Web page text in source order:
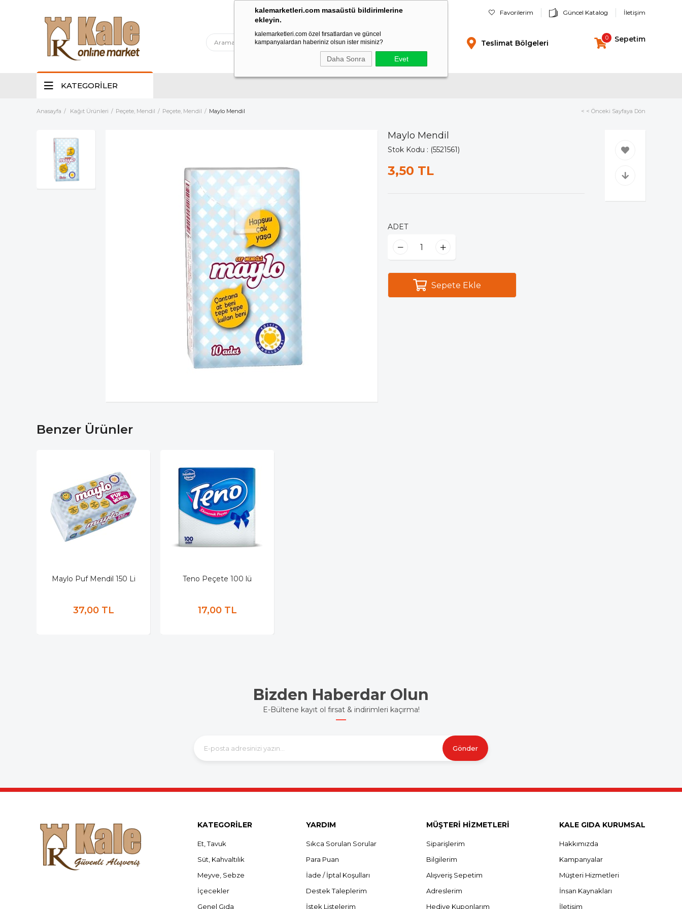
kalemarketleri.com masaüstü bildirimlerine
ekleyin.
kalemarketleri.com özel fırsatlardan ve güncel
kampanyalardan haberiniz olsun ister misiniz?
Daha Sonra Evet
Favorilerim Güncel Katalog İletişim
Sepetim
0
Teslimat Bölgeleri
KATEGORİLER
Anasayfa Kağıt Ürünleri Peçete, Mendil Peçete, Mendil Maylo Mendil < < Önceki Sayfaya Dön
Maylo Mendil
Stok Kodu (5521561)
3,50 TL
ADET
Benzer Ürünler
Maylo Puf Mendil 150 Li
37,00 TL
Teno Peçete 100 lü
17,00 TL
Bizden Haberdar Olun
E-Bültene kayıt ol fırsat & indirimleri kaçırma!
Gönder
KATEGORİLER
Et, Tavuk
Süt, Kahvaltılık
Meyve, Sebze
İçecekler
Genel Gıda
YARDIM
Sıkca Sorulan Sorular
Para Puan
İade / İptal Koşulları
Destek Taleplerim
İstek Listelerim
MÜŞTERİ HİZMETLERİ
Siparişlerim
Bilgilerim
Alışveriş Sepetim
Adreslerim
Hediye Kuponlarım
KALE GIDA KURUMSAL
Hakkımızda
Kampanyalar
Müşteri Hizmetleri
İnsan Kaynakları
İletişim